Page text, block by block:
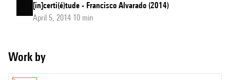
[in]certi(é)tude - Francisco Alvarado (2014)
April 5, 2014 10 min
Work by